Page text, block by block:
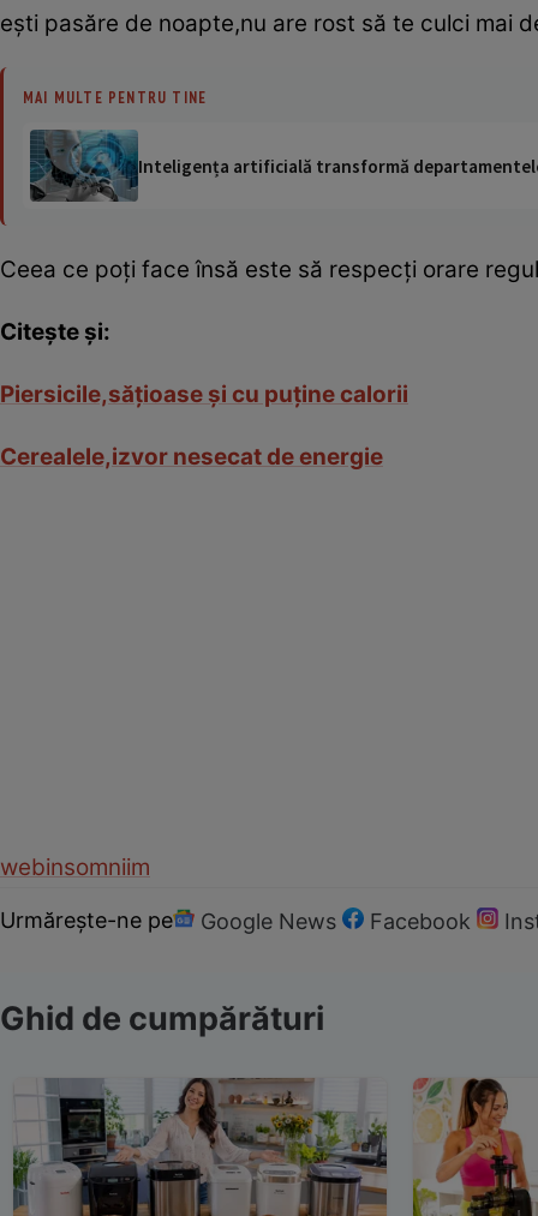
eşti pasăre de noapte,nu are rost să te culci mai
MAI MULTE PENTRU TINE
Inteligența artificială transformă
Ceea ce poţi face însă este să respecţi orare
Citeşte şi:
Piersicile,săţioase şi cu puţine calorii
Cerealele,izvor nesecat de energie
webinsomniim
Urmărește-ne pe Google News Facebook
Ghid de cumpărături